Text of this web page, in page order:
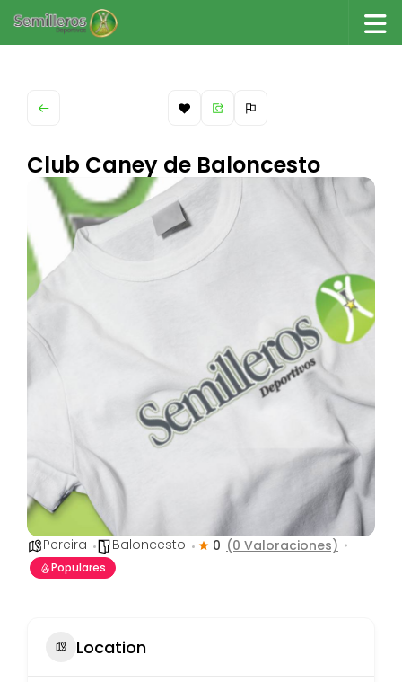
Saltar al contenido
Club Caney de Baloncesto
Pereira Baloncesto 0 (0 Valoraciones)
Populares
Location